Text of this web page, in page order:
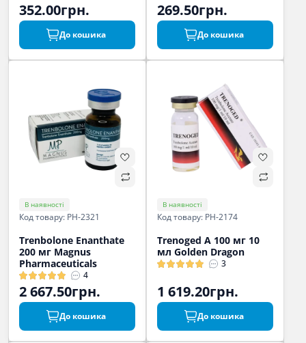
352.00грн.
До кошика
269.50грн.
До кошика
В наявності
Код товару: PH-2321
Trenbolone Enanthate
200 мг Magnus
Pharmaceuticals
4
2 667.50грн.
До кошика
В наявності
Код товару: PH-2174
Trenoged A 100 мг 10
мл Golden Dragon
3
1 619.20грн.
До кошика